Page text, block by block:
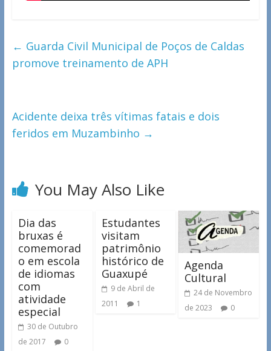
← Guarda Civil Municipal de Poços de Caldas
promove treinamento de APH
Acidente deixa três vítimas fatais e dois
feridos em Muzambinho →
You May Also Like
Dia das
bruxas é
comemorad
o em escola
de idiomas
com
atividade
especial
30 de Outubro
de 2017
0
Estudantes
visitam
patrimônio
histórico de
Guaxupé
9 de Abril de
2011
1
Agenda
Cultural
24 de Novembro
de 2023
0